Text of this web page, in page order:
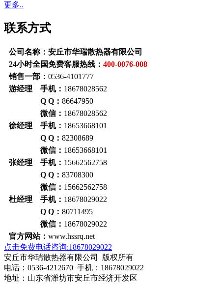
更多..
联系方式
公司名称：安丘市华瑞散热器有限公司
24小时全国免费客服热线： 400-0076-008
销售一部： 0536-4101777
游经理 手机： 18678028562
Q Q： 86647950
微信： 18678028562
徐经理 手机： 18653668101
Q Q： 82308689
微信： 18653668101
张经理 手机： 15662562758
Q Q： 83708300
微信： 15662562758
杜经理 手机： 18678029022
Q Q： 80711495
微信： 18678029022
官方网站： www.hssrq.net
点击免费电话咨询:18678029022
安丘市华瑞散热器有限公司 版权所有
电话：0536-4212670 手机：18678029022
地址：山东省潍坊市安丘市经济开发区